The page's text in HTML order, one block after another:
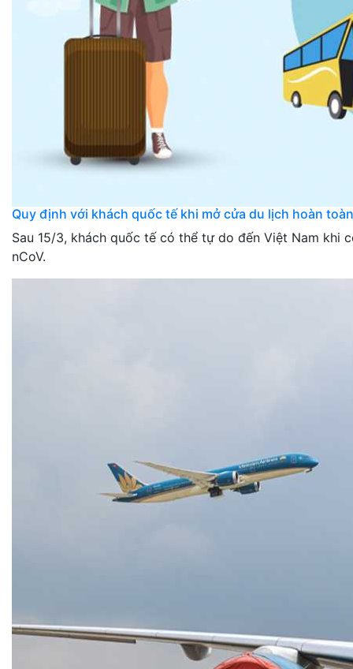
Quy định với khách quốc tế khi mở cửa du lịch hoàn toàn
Sau 15/3, khách quốc tế có thể tự do đến Việt Nam khi
nCoV.